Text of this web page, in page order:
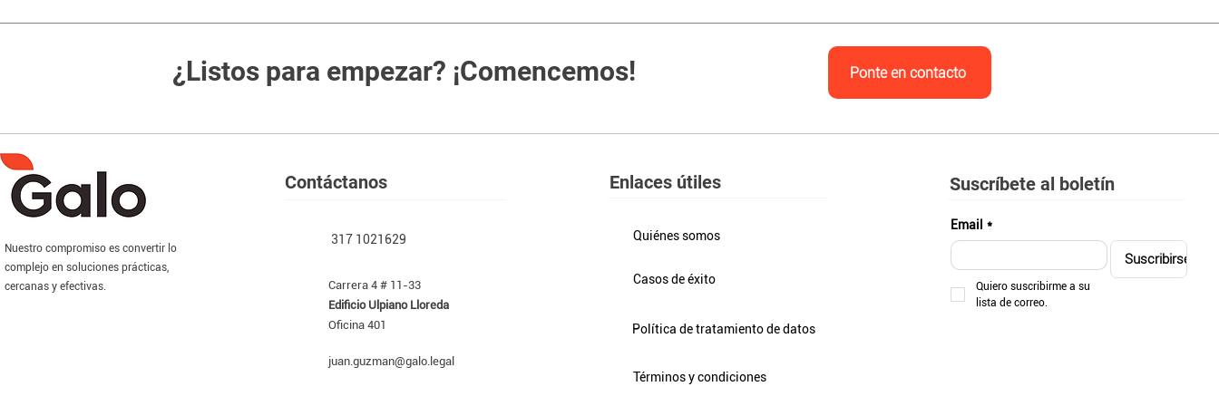
bienes comunes. También intervenimos ante entidades de control cuando sea
¿Listos para empezar? ¡Comencemos! Ponte en contacto
Nuestro compromiso es convertir lo
complejo en soluciones prácticas,
cercanas y efectivas.
Contáctanos
317 1021629
Carrera 4 # 11-33
Edificio Ulpiano Lloreda
Oficina 401
juan.guzman@galo.legal
Enlaces útiles
Quiénes somos
Casos de éxito
Política de tratamiento de datos
Términos y condiciones
Email *
Suscribirse
Quiero suscribirme a su
lista de correo.
Suscríbete al boletín